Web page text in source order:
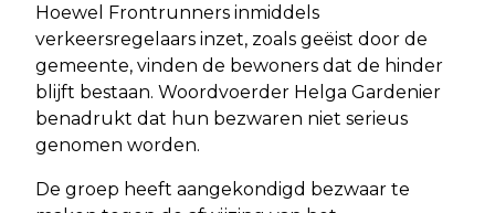
Hoewel Frontrunners inmiddels
verkeersregelaars inzet, zoals geëist door de
gemeente, vinden de bewoners dat de hinder
blijft bestaan. Woordvoerder Helga Gardenier
benadrukt dat hun bezwaren niet serieus
genomen worden.
De groep heeft aangekondigd bezwaar te